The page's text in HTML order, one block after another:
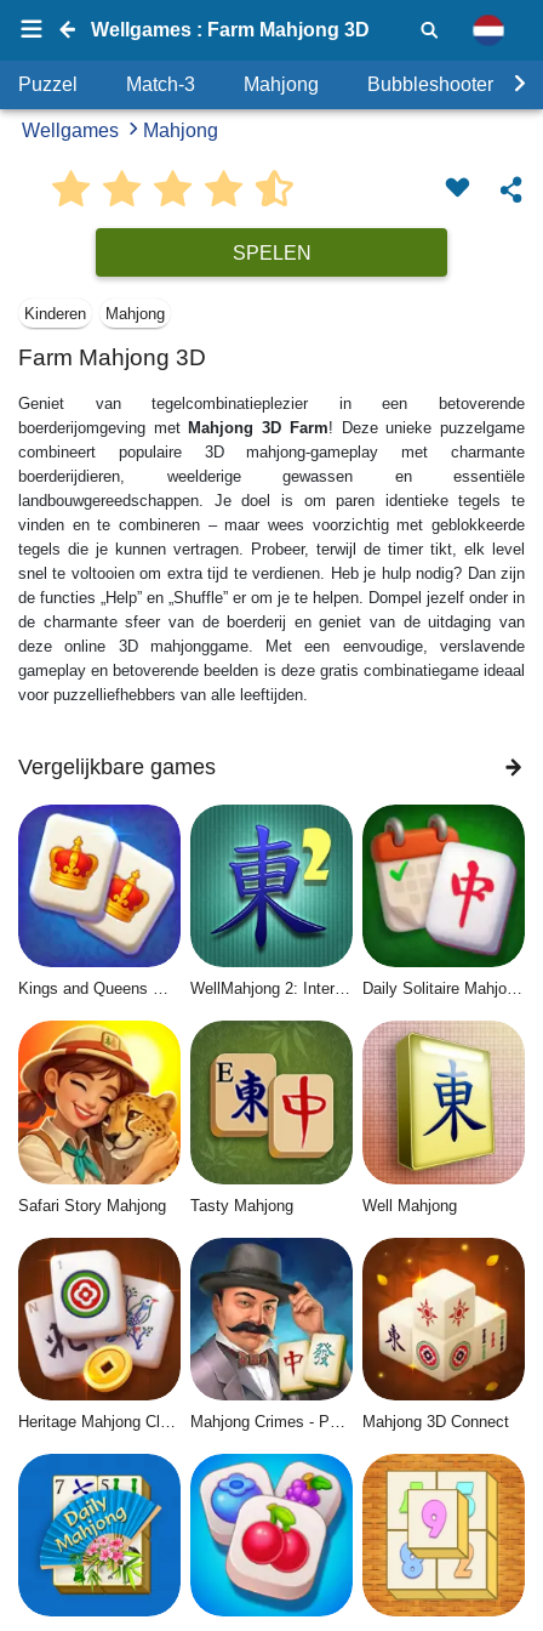
Wellgames : Farm Mahjong 3D
Puzzel Match-3 Mahjong Bubbleshooter
Wellgames Mahjong
SPELEN
Kinderen Mahjong
Farm Mahjong 3D
Geniet van tegelcombinatieplezier in een betoverende
boerderijomgeving met Mahjong 3D Farm! Deze unieke puzzelgame
combineert populaire 3D mahjong-gameplay met charmante
boerderijdieren, weelderige gewassen en essentiële
landbouwgereedschappen. Je doel is om paren identieke tegels te
vinden en te combineren – maar wees voorzichtig met geblokkeerde
tegels die je kunnen vertragen. Probeer, terwijl de timer tikt, elk level
snel te voltooien om extra tijd te verdienen. Heb je hulp nodig? Dan zijn
de functies „Help” en „Shuffle” er om je te helpen. Dompel jezelf onder in
de charmante sfeer van de boerderij en geniet van de uitdaging van
deze online 3D mahjonggame. Met een eenvoudige, verslavende
gameplay en betoverende beelden is deze gratis combinatiegame ideaal
voor puzzelliefhebbers van alle leeftijden.
Vergelijkbare games
Kings and Queens Mahjong WellMahjong 2: Internet Community Daily Solitaire Mahjong Classic
Safari Story Mahjong Tasty Mahjong Well Mahjong
Mahjong 3D Connect